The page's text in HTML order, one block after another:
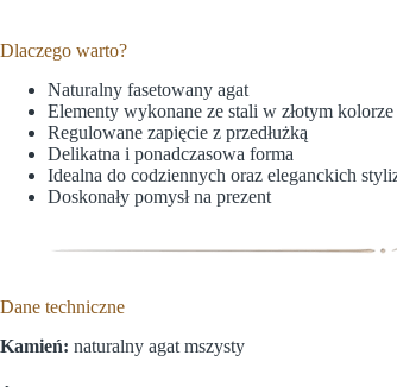
Dlaczego warto?
Naturalny fasetowany agat
Elementy wykonane ze stali w złotym kolorze
Regulowane zapięcie z przedłużką
Delikatna i ponadczasowa forma
Idealna do codziennych oraz eleganckich
Doskonały pomysł na prezent
Dane techniczne
Kamień: naturalny agat mszysty